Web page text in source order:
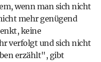
wenn man sich nicht
mehr genügend
keine
verfolgt und sich nicht
erzählt", gibt